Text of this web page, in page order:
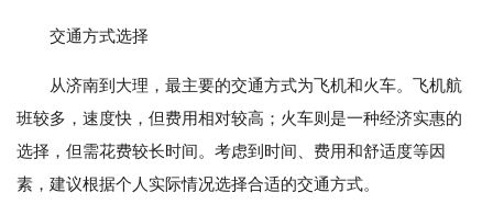
交通方式选择
从济南到大理，最主要的交通方式为飞机和火车。飞机航
班较多，速度快，但费用相对较高；火车则是一种经济实惠的
选择，但需花费较长时间。考虑到时间、费用和舒适度等因
素，建议根据个人实际情况选择合适的交通方式。